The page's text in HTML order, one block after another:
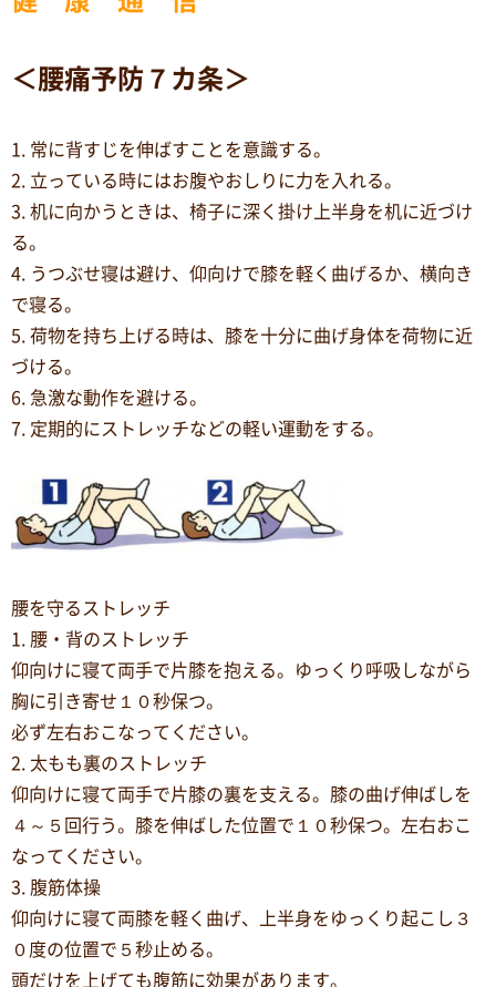
＜腰痛予防７カ条＞
1. 常に背すじを伸ばすことを意識する。
2. 立っている時にはお腹やおしりに力を入れる。
3. 机に向かうときは、椅子に深く掛け上半身を机に近づけ
る。
4. うつぶせ寝は避け、仰向けで膝を軽く曲げるか、横向き
で寝る。
5. 荷物を持ち上げる時は、膝を十分に曲げ身体を荷物に近
づける。
6. 急激な動作を避ける。
7. 定期的にストレッチなどの軽い運動をする。
腰を守るストレッチ
1. 腰・背のストレッチ
仰向けに寝て両手で片膝を抱える。ゆっくり呼吸しながら
胸に引き寄せ１０秒保つ。
必ず左右おこなってください。
2. 太もも裏のストレッチ
仰向けに寝て両手で片膝の裏を支える。膝の曲げ伸ばしを
４～５回行う。膝を伸ばした位置で１０秒保つ。左右おこ
なってください。
3. 腹筋体操
仰向けに寝て両膝を軽く曲げ、上半身をゆっくり起こし３
０度の位置で５秒止める。
頭だけを上げても腹筋に効果があります。